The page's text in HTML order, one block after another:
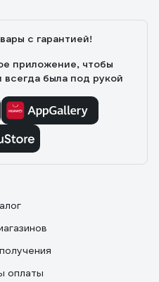
с гарантией!
приложение, чтобы
была под рукой
оплаты